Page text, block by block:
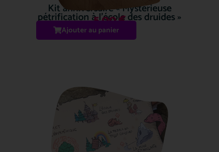
Kit anniversaire « Mystérieuse
pétrification à l’école des druides »
5.00€
Ajouter au panier